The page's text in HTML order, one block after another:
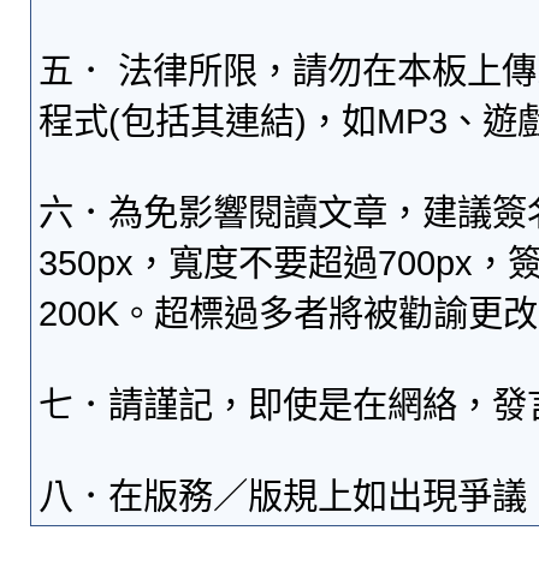
五． 法律所限，請勿在本板上
程式(包括其連結)，如MP3、遊
六．為免影響閱讀文章，建議
350px，寬度不要超過700px，
200K。超標過多者將被勸諭更
七．請謹記，即使是在網絡，
八．在版務／版規上如出現爭